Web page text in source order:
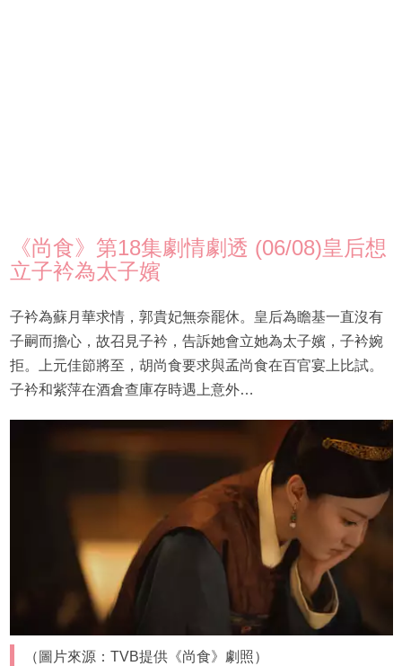
《尚食》第18集劇情劇透 (06/08)皇后想
立子衿為太子嬪
子衿為蘇月華求情，郭貴妃無奈罷休。皇后為瞻基一直沒有
子嗣而擔心，故召見子衿，告訴她會立她為太子嬪，子衿婉
拒。上元佳節將至，胡尚食要求與孟尚食在百官宴上比試。
子衿和紫萍在酒倉查庫存時遇上意外…
（圖片來源：TVB提供《尚食》劇照）